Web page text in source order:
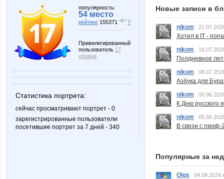
популярность:
54 место
рейтинг 155371 +5 ↑ ?
Привилегированный
пользователь 17
уровня
Статистика портрета:
сейчас просматривают портрет - 0
зарегистрированные пользователи
посетившие портрет за 7 дней - 340
Новые записи в
nikom
Хотел в IT -
nikom
Полдневное
nikom
Азбука для
nikom
К Дню русского
nikom
В связи с пмэф-
Популярные за
Olgs 04.08.2026